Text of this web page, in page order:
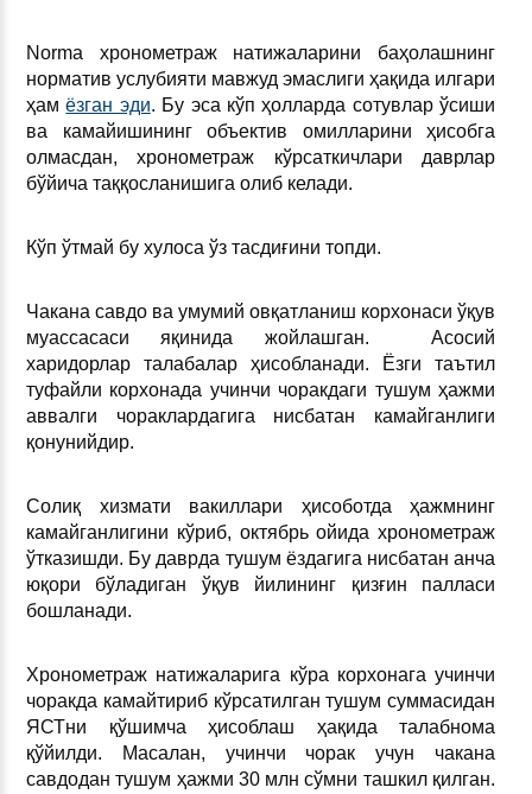
Norma хронометраж натижаларини баҳолашнинг
норматив услубияти мавжуд эмаслиги ҳақида илгари
ҳамёзган эди. Бу эса кўп ҳолларда сотувлар ўсиши
ва камайишининг объектив омилларини ҳисобга
олмасдан, хронометраж кўрсаткичлари даврлар
бўйича таққосланишига олиб келади.
Кўп ўтмай бу хулоса ўз тасдиғини топди.
Чакана савдо ва умумий овқатланиш корхонаси ўқув
муассасаси яқинида жойлашган. Асосий
харидорлар талабалар ҳисобланади. Ёзги таътил
туфайли корхонада учинчи чоракдаги тушум ҳажми
аввалги чораклардагига нисбатан камайганлиги
қонунийдир.
Солиқ хизмати вакиллари ҳисоботда ҳажмнинг
камайганлигини кўриб, октябрь ойида хронометраж
ўтказишди. Бу даврда тушум ёздагига нисбатан анча
юқори бўладиган ўқув йилининг қизғин палласи
бошланади.
Хронометраж натижаларига кўра корхонага учинчи
чоракда камайтириб кўрсатилган тушум суммасидан
ЯСТни қўшимча ҳисоблаш ҳақида талабнома
қўйилди. Масалан, учинчи чорак учун чакана
савдодан тушум ҳажми 30 млн сўмни ташкил қилган.